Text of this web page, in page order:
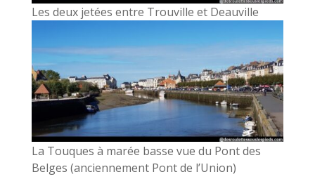
Les deux jetées entre Trouville et Deauville
La Touques à marée basse vue du Pont des
Belges (anciennement Pont de l’Union)